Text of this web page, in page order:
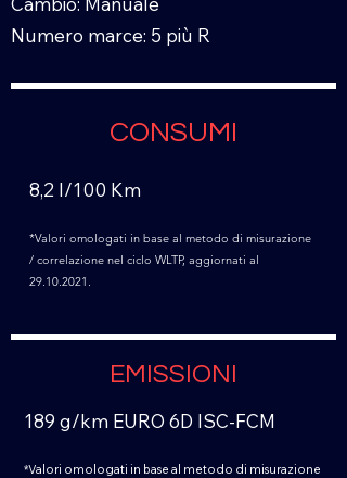
Numero marce: 5 più R
CONSUMI
8,2 l/100 Km
*Valori omologati in base al metodo di misurazione
/ correlazione nel ciclo WLTP, aggiornati al
29.10.2021 .
EMISSIONI
189 g/km EURO 6D ISC-FCM
*Valori omologati in base al metodo di misurazione